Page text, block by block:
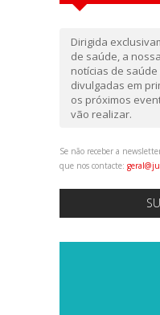
Dirigida
de saúde, a
notícias de
divulgadas em
os próximos
vão realizar.
Se não receber a
que nos contacte: